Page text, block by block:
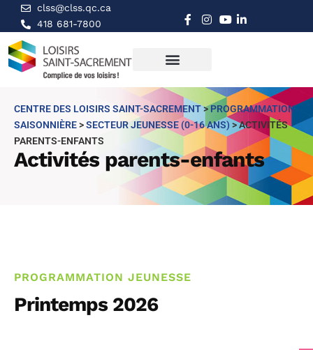
clss@clss.qc.ca
418 681-7800
Activités parents-enfants
CENTRE DES LOISIRS SAINT-SACREMENT>PROGRAMMATION
SAISONNIÈRE>SECTEUR JEUNESSE (0-16 ANS) >ACTIVITÉS
PARENTS-ENFANTS
PROGRAMMATION JEUNESSE
Printemps 2026